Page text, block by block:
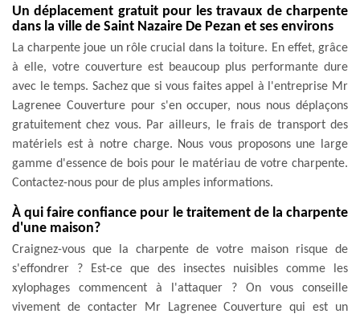
Un déplacement gratuit pour les travaux de charpente
dans la ville de Saint Nazaire De Pezan et ses environs
La charpente joue un rôle crucial dans la toiture. En effet, grâce
à elle, votre couverture est beaucoup plus performante dure
avec le temps. Sachez que si vous faites appel à l'entreprise Mr
Lagrenee Couverture pour s'en occuper, nous nous déplaçons
gratuitement chez vous. Par ailleurs, le frais de transport des
matériels est à notre charge. Nous vous proposons une large
gamme d'essence de bois pour le matériau de votre charpente.
Contactez-nous pour de plus amples informations.
À qui faire confiance pour le traitement de la charpente
d'une maison?
Craignez-vous que la charpente de votre maison risque de
s'effondrer ? Est-ce que des insectes nuisibles comme les
xylophages commencent à l'attaquer ? On vous conseille
vivement de contacter Mr Lagrenee Couverture qui est un